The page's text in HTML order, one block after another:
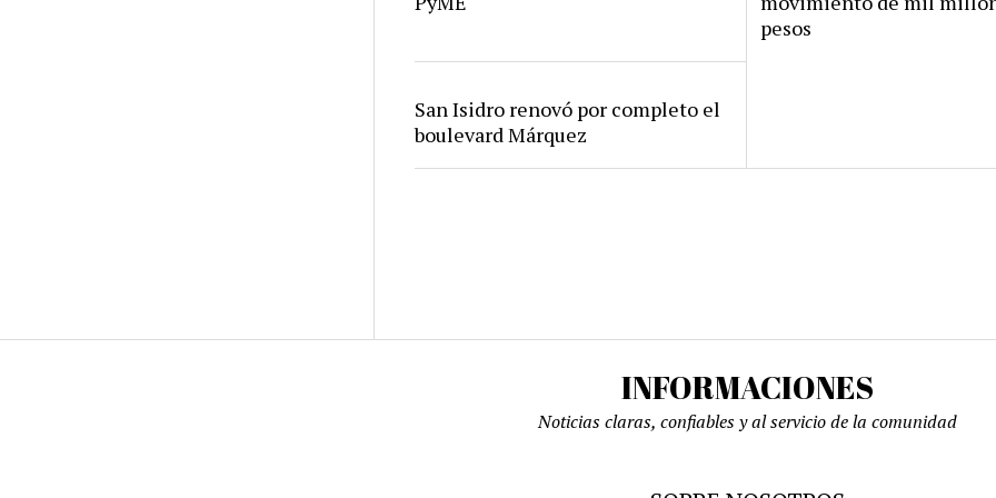
pesos
San Isidro renovó por completo el
boulevard Márquez
INFORMACIONES
Noticias claras, confiables y al servicio de la comunidad